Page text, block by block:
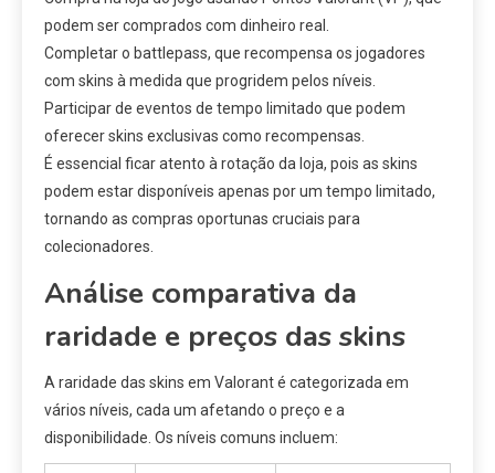
podem ser comprados com dinheiro real.
Completar o battlepass, que recompensa os jogadores
com skins à medida que progridem pelos níveis.
Participar de eventos de tempo limitado que podem
oferecer skins exclusivas como recompensas.
É essencial ficar atento à rotação da loja, pois as skins
podem estar disponíveis apenas por um tempo limitado,
tornando as compras oportunas cruciais para
colecionadores.
Análise comparativa da
raridade e preços das skins
A raridade das skins em Valorant é categorizada em
vários níveis, cada um afetando o preço e a
disponibilidade. Os níveis comuns incluem: